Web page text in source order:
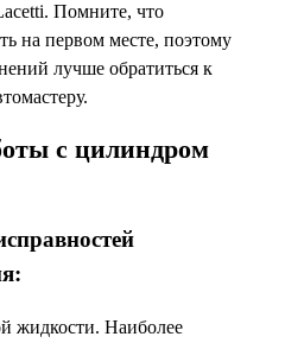
Помните, что
на первом месте, поэтому
лучше обратиться к
с цилиндром
жидкости. Наиболее